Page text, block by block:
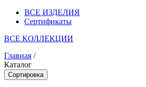
ВСЕ ИЗДЕЛИЯ
Сертификаты
ВСЕ КОЛЛЕКЦИИ
Главная /
Каталог
Сортировка